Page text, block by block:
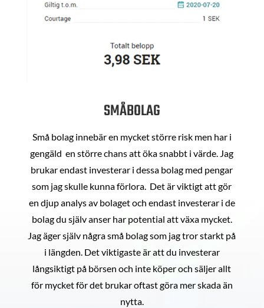
SMÅBOLAG
Små bolag innebär en mycket större risk men har i
gengäld en större chans att öka snabbt i värde. Jag
brukar endast investerar i dessa bolag med pengar
som jag skulle kunna förlora. Det är viktigt att gör
en djup analys av bolaget och endast investerar i de
bolag du själv anser har potential att växa mycket.
Jag äger själv några små bolag som jag tror starkt på
i längden. Det viktigaste är att du investerar
långsiktigt på börsen och inte köper och säljer allt
för mycket för det brukar oftast göra mer skada än
nytta.